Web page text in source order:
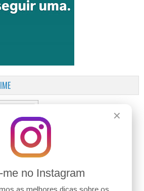
✕
me no Instagram
as melhores dicas sobre os